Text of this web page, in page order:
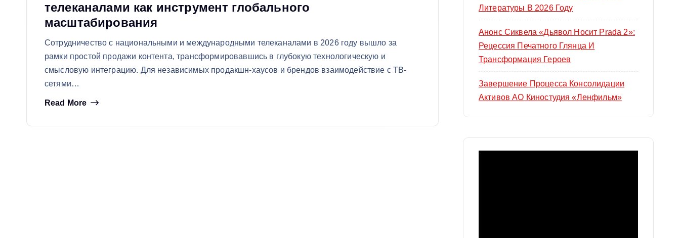
телеканалами как инструмент глобального
масштабирования
Сотрудничество с национальными и международными телеканалами в 2026 году вышло за
рамки простой продажи контента, трансформировавшись в глубокую технологическую и
смысловую интеграцию. Для независимых продакшн-хаусов и брендов взаимодействие с ТВ-
сетями…
Read More
Литературы В 2026 Году
Анонс Сиквела «Дьявол Носит Prada 2»:
Рецессия Печатного Глянца И
Трансформация Героев
Завершение Процесса Консолидации
Активов АО Киностудия «Ленфильм»